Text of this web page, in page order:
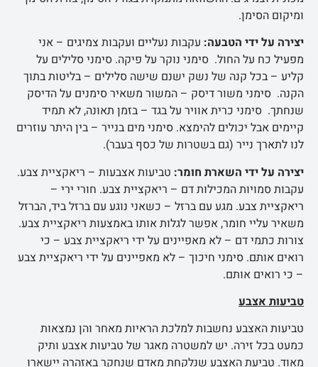
ומיקום הסימן.
יצירה על ידי הטבעה: עקבות נעליים ועקבות צמיגים – אני
מפעיל כח על החול. סימני נוקר על פיקה. סימני סלילים על
קליע – בכל קנה של נשק ישנם שישה סלילים – בליטות בתוך
הקנה. סימני משור דיסק – המשור משאיר סימנים על הדיסק
שנחתך. סימני כרית אוויר על בגד – בזמן תאונה, לא תמיד
קיימים אבל יכולים להימצא. סימני מים בנייר – בין היתר עוזרים
לנו לתארך נייר (גם בשטרות של כסף בעבר).
יצירה על ידי השארת חומר: טביעות אצבעות – ריאקציית צבע.
עקבות סמויות המכילות דם – ריאקציית צבע. חורי ירי –
ריאקציית צבע. מגע עם ברזל – כשאני נוגע עם ברזל ביד, הברזל
משאיר עליי חומר, אפשר לגלות אותו באמצעות ריאקציית צבע.
צורות כתמי דם – לא מאפיינים על ידי ריאקציית צבע – כי
רואים אותם. סימני חיכוך – לא מאפיינים על ידי ריאקציית צבע
– כי רואים אותם.
טביעות אצבע
טביעות האצבע נחשבות למלכת הראיות מאחר והן נמצאות
כמעט בכל זירה. יש למשטרה מאגר של טביעות אצבע ותיק
מאוד. טביעת האצבע שנלקחת מאדם שנחקר באזהרה יישארו